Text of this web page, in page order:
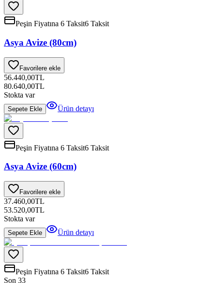
Peşin Fiyatına 6 Taksit6 Taksit
Asya Avize (80cm)
Favorilere ekle
56.440,00TL
80.640,00TL
Stokta var
Sepete Ekle Ürün detayı
Peşin Fiyatına 6 Taksit6 Taksit
Asya Avize (60cm)
Favorilere ekle
37.460,00TL
53.520,00TL
Stokta var
Sepete Ekle Ürün detayı
Peşin Fiyatına 6 Taksit6 Taksit
Son 33